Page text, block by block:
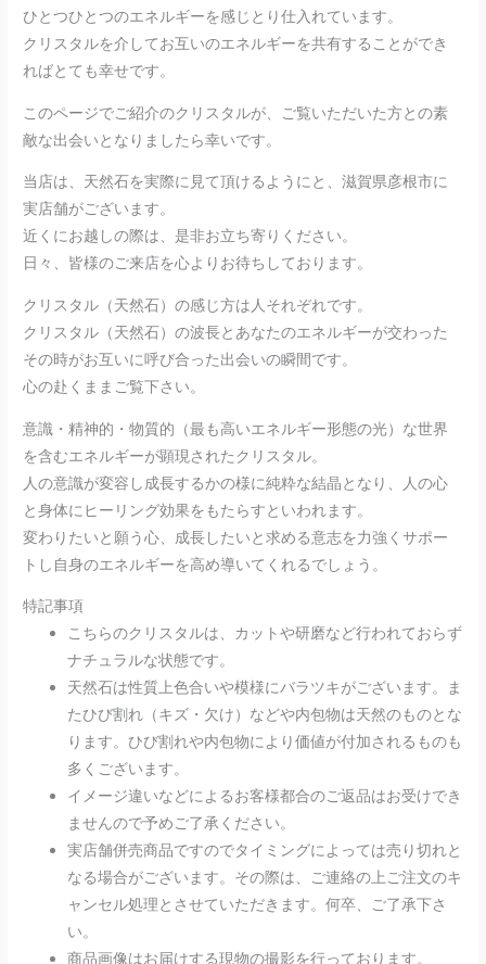
ひとつひとつのエネルギーを感じとり仕入れています。
クリスタルを介してお互いのエネルギーを共有することができ
ればとても幸せです。
このページでご紹介のクリスタルが、ご覧いただいた方との素
敵な出会いとなりましたら幸いです。
当店は、天然石を実際に見て頂けるようにと、滋賀県彦根市に
実店舗がございます。
近くにお越しの際は、是非お立ち寄りください。
日々、皆様のご来店を心よりお待ちしております。
クリスタル（天然石）の感じ方は人それぞれです。
クリスタル（天然石）の波長とあなたのエネルギーが交わった
その時がお互いに呼び合った出会いの瞬間です。
心の赴くままご覧下さい。
意識・精神的・物質的（最も高いエネルギー形態の光）な世界
を含むエネルギーが顕現されたクリスタル。
人の意識が変容し成長するかの様に純粋な結晶となり、人の心
と身体にヒーリング効果をもたらすといわれます。
変わりたいと願う心、成長したいと求める意志を力強くサポー
トし自身のエネルギーを高め導いてくれるでしょう。
特記事項
こちらのクリスタルは、カットや研磨など行われておらず
ナチュラルな状態です。
天然石は性質上色合いや模様にバラツキがございます。ま
たひび割れ（キズ・欠け）などや内包物は天然のものとな
ります。ひび割れや内包物により価値が付加されるものも
多くございます。
イメージ違いなどによるお客様都合のご返品はお受けでき
ませんので予めご了承ください。
実店舗併売商品ですのでタイミングによっては売り切れと
なる場合がございます。その際は、ご連絡の上ご注文のキ
ャンセル処理とさせていただきます。何卒、ご了承下さ
い。
商品画像はお届けする現物の撮影を行っております。